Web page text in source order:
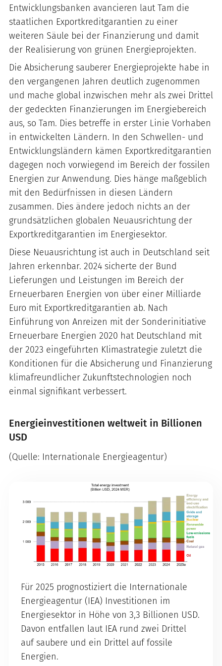
Entwicklungsbanken avancieren laut Tam die
staatlichen Exportkreditgarantien zu einer
weiteren Säule bei der Finanzierung und damit
der Realisierung von grünen Energieprojekten.
Die Absicherung sauberer Energieprojekte habe in
den vergangenen Jahren deutlich zugenommen
und mache global inzwischen mehr als zwei Drittel
der gedeckten Finanzierungen im Energiebereich
aus, so Tam. Dies betreffe in erster Linie Vorhaben
in entwickelten Ländern. In den Schwellen- und
Entwicklungsländern kämen Exportkreditgarantien
dagegen noch vorwiegend im Bereich der fossilen
Energien zur Anwendung. Dies hänge maßgeblich
mit den Bedürfnissen in diesen Ländern
zusammen. Dies ändere jedoch nichts an der
grundsätzlichen globalen Neuausrichtung der
Exportkreditgarantien im Energiesektor.
Diese Neuausrichtung ist auch in Deutschland seit
Jahren erkennbar. 2024 sicherte der Bund
Lieferungen und Leistungen im Bereich der
Erneuerbaren Energien von über einer Milliarde
Euro mit Exportkreditgarantien ab. Nach
Einführung von Anreizen mit der Sonderinitiative
Erneuerbare Energien 2020 hat Deutschland mit
der 2023 eingeführten Klimastrategie zuletzt die
Konditionen für die Absicherung und Finanzierung
klimafreundlicher Zukunftstechnologien noch
einmal signifikant verbessert.
Energieinvestitionen weltweit in Billionen
USD
(Quelle: Internationale Energieagentur)
Für 2025 prognostiziert die Internationale
Energieagentur (IEA) Investitionen im
Energiesektor in Höhe von 3,3 Billionen USD.
Davon entfallen laut IEA rund zwei Drittel
auf saubere und ein Drittel auf fossile
Energien.